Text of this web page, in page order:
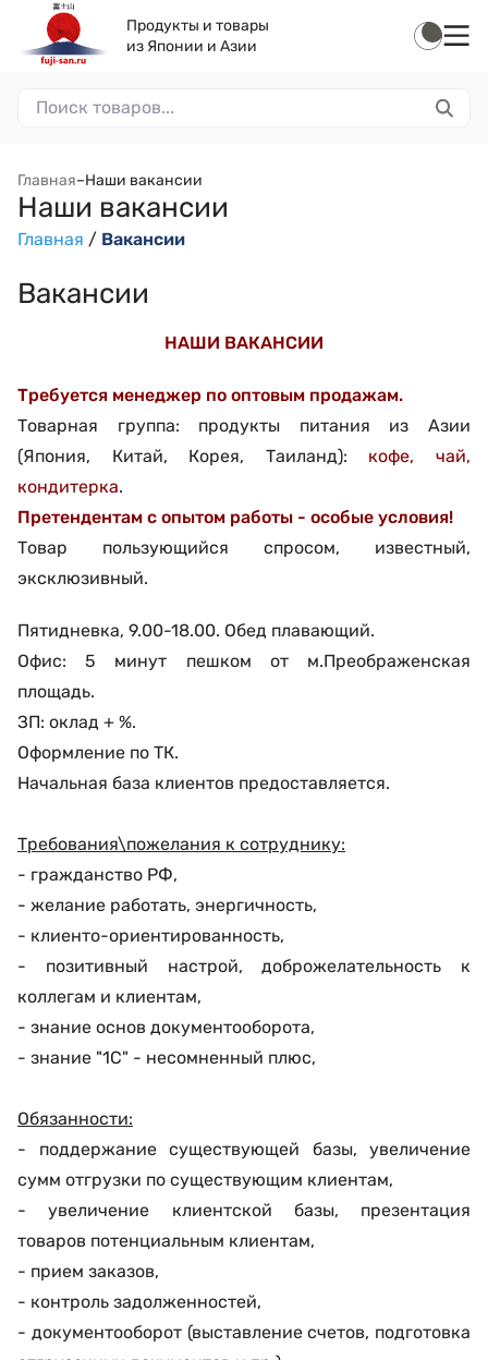
Продукты и товары
из Японии и Азии
Главная–Наши вакансии
Наши вакансии
Главная / Вакансии
Вакансии
НАШИ ВАКАНСИИ
Требуется менеджер по оптовым продажам.
Товарная группа: продукты питания из Азии
(Япония, Китай, Корея, Таиланд): кофе, чай,
кондитерка.
Претендентам с опытом работы - особые условия!
Товар пользующийся спросом, известный,
эксклюзивный.
Пятидневка, 9.00-18.00. Обед плавающий.
Офис: 5 минут пешком от м.Преображенская
площадь.
ЗП: оклад + %.
Оформление по ТК.
Начальная база клиентов предоставляется.
Требования\пожелания к сотруднику:
- гражданство РФ,
- желание работать, энергичность,
- клиенто-ориентированность,
- позитивный настрой, доброжелательность к
коллегам и клиентам,
- знание основ документооборота,
- знание "1С" - несомненный плюс,
Обязанности:
- поддержание существующей базы, увеличение
сумм отгрузки по существующим клиентам,
- увеличение клиентской базы, презентация
товаров потенциальным клиентам,
- прием заказов,
- контроль задолженностей,
- документооборот (выставление счетов, подготовка